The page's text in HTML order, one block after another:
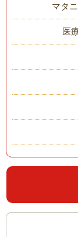
マタ
医